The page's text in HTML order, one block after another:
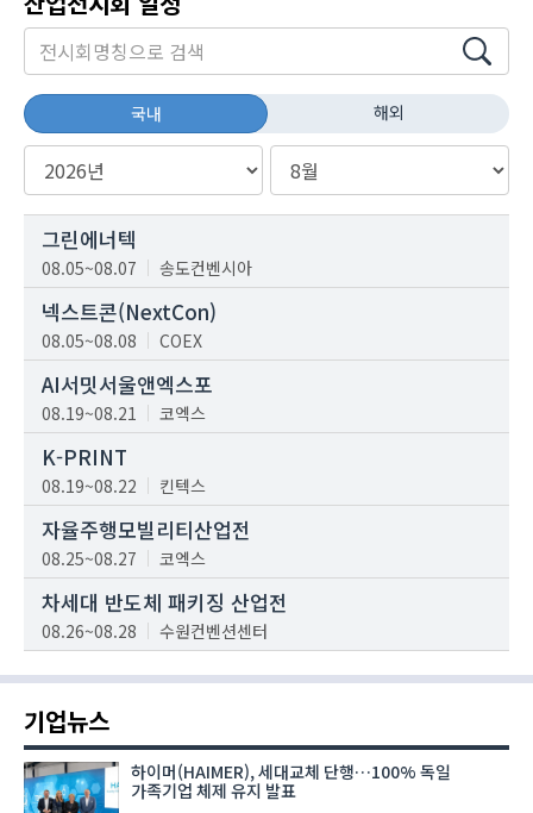
국내 해외
그린에너텍
08.05~08.07 송도컨벤시아
넥스트콘(NextCon)
08.05~08.08 COEX
AI서밋서울앤엑스포
08.19~08.21 코엑스
K-PRINT
08.19~08.22 킨텍스
자율주행모빌리티산업전
08.25~08.27 코엑스
차세대 반도체 패키징 산업전
08.26~08.28 수원컨벤션센터
기업뉴스
하이머(HAIMER), 세대교체 단행…100% 독일
가족기업 체제 유지 발표